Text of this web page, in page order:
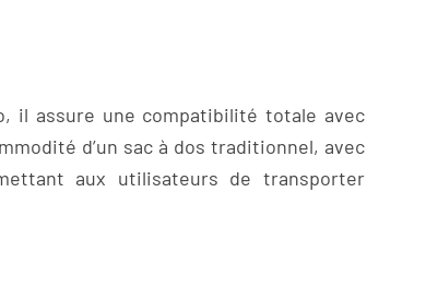
il assure une compatibilité totale avec
d’un sac à dos traditionnel, avec
aux utilisateurs de transporter